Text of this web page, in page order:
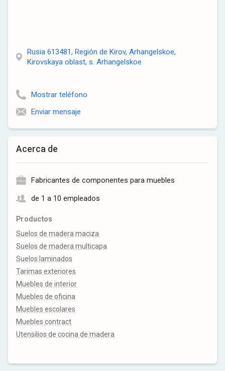
Acerca de
Fabricantes de componentes para muebles
de 1 a 10 empleados
Productos
Suelos de madera maciza
Suelos de madera multicapa
Suelos laminados
Tarimas exteriores
Muebles de interior
Muebles de oficina
Muebles escolares
Muebles contract
Utensilios de cocina de madera
Rusia 613481, Región de Kirov, Arhangelskoe,
Kirovskaya oblast, s. Arhangelskoe
Mostrar teléfono
Enviar mensaje